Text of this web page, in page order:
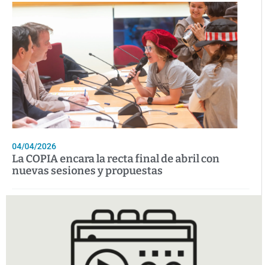
04/04/2026
La COPIA encara la recta final de abril con
nuevas sesiones y propuestas